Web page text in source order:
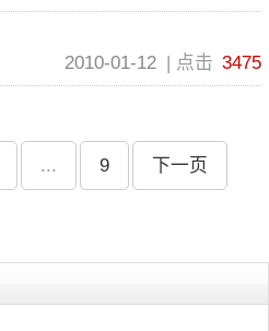
2010-01-12
点击 3475
... 9 下一页